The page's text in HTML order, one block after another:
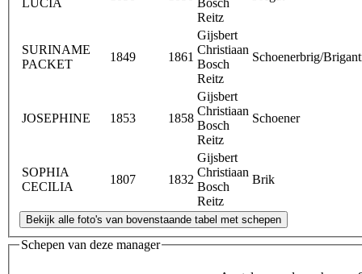
LUCIA
Bosch
Reitz
SURINAME
PACKET
1849 1861
Gijsbert
Christiaan
Bosch
Reitz
Schoenerbrig/
JOSEPHINE 1853 1858
Gijsbert
Christiaan
Bosch
Reitz
Schoener
SOPHIA
CECILIA
1807 1832
Gijsbert
Christiaan
Bosch
Reitz
Brik
Schepen van deze manager